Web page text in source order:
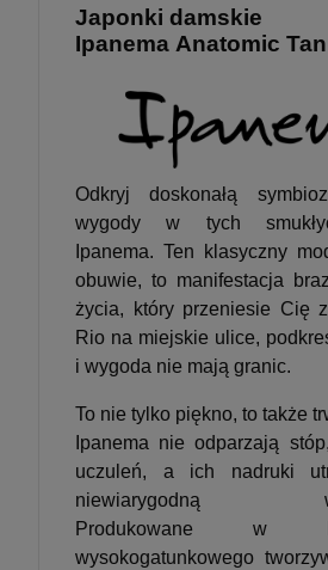
Japonki damskie
Ipanema Anatomic Tan
Odkryj doskonałą
wygody w tych
Ipanema. Ten klasyczny
obuwie, to manifestacja
życia, który przeniesie Cię
Rio na miejskie ulice,
i wygoda nie mają granic.
To nie tylko piękno, to także
Ipanema nie odparzają
uczuleń, a ich nadruki
niewiarygodną
Produkowane w
wysokogatunkowego